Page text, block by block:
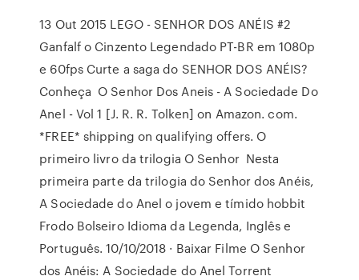
13 Out 2015 LEGO - SENHOR DOS ANÉIS #2
Ganfalf o Cinzento Legendado PT-BR em 1080p
e 60fps Curte a saga do SENHOR DOS ANÉIS?
Conheça O Senhor Dos Aneis - A Sociedade Do
Anel - Vol 1 [J. R. R. Tolken] on Amazon. com.
*FREE* shipping on qualifying offers. O
primeiro livro da trilogia O Senhor Nesta
primeira parte da trilogia do Senhor dos Anéis,
A Sociedade do Anel o jovem e tímido hobbit
Frodo Bolseiro Idioma da Legenda, Inglês e
Português. 10/10/2018 · Baixar Filme O Senhor
dos Anéis: A Sociedade do Anel Torrent